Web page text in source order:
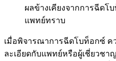
ผลข้างเคียงจากการฉีด
แพทย์ทราบ
เมื่อพิจารณาการฉีดโบท็อกซ์ ค
ละเอียดกับแพทย์หรือผู้เชี่ยวชา